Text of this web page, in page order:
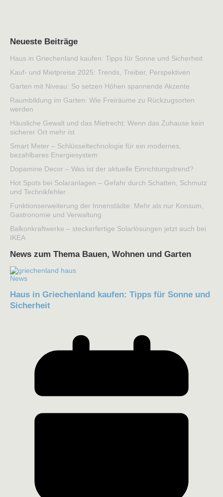
Neueste Beiträge
Haus in Griechenland kaufen: Tipps für Sonne und Sicherheit
Kauf- und Mietpreise 2025: Trends, Treiber, Perspektiven
Garten mit Niveau: So setzen Höhen spannende Akzente
Raumbildung im Garten: Wie Freiräume zu Rückzugsorten
werden
Häusliche Gewalt und das Mietrecht: Wenn das Zuhause kein
sicherer Ort mehr ist
Smart Meter – Schlüsseltechnologie für ein modernes,
bezahlbares Energiesystem
Dopamine Decor – Was ist der aktuelle Einrichtungstrend?
Hot Spots bei Solaranlagen – Gefahr durch Schatten, Schmutz
und Technikfehler
Funktionserweiterung der Innenstädte: Mehr als nur Konsum,
Gastronomie und Verwaltung
Balkonkraftwerke – steckerfertige Solarlösungen jetzt auch bei
IKEA
News zum Thema Bauen, Wohnen und Garten
News
Haus in Griechenland kaufen: Tipps für Sonne und
Sicherheit